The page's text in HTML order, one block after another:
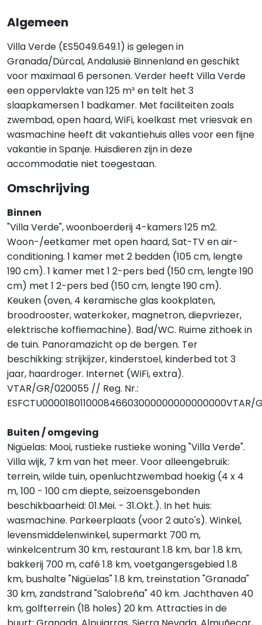
Algemeen
Villa Verde (ES5049.649.1) is gelegen in
Granada/Dúrcal, Andalusië Binnenland en geschikt
voor maximaal 6 personen. Verder heeft Villa Verde
een oppervlakte van 125 m² en telt het 3
slaapkamersen 1 badkamer. Met faciliteiten zoals
zwembad, open haard, WiFi, koelkast met vriesvak en
wasmachine heeft dit vakantiehuis alles voor een fijne
vakantie in Spanje. Huisdieren zijn in deze
accommodatie niet toegestaan.
Omschrijving
Binnen
"Villa Verde", woonboerderij 4-kamers 125 m2.
Woon-/eetkamer met open haard, Sat-TV en air-
conditioning. 1 kamer met 2 bedden (105 cm, lengte
190 cm). 1 kamer met 1 2-pers bed (150 cm, lengte 190
cm) met 1 2-pers bed (150 cm, lengte 190 cm).
Keuken (oven, 4 keramische glas kookplaten,
broodrooster, waterkoker, magnetron, diepvriezer,
elektrische koffiemachine). Bad/WC. Ruime zithoek in
de tuin. Panoramazicht op de bergen. Ter
beschikking: strijkijzer, kinderstoel, kinderbed tot 3
jaar, haardroger. Internet (WiFi, extra).
VTAR/GR/020055 // Reg. Nr.:
ESFCTU000018011000846603000000000000000VTAR/
Buiten / omgeving
Nigüelas: Mooi, rustieke rustieke woning "Villa Verde".
Villa wijk, 7 km van het meer. Voor alleengebruik:
terrein, wilde tuin, openluchtzwembad hoekig (4 x 4
m, 100 - 100 cm diepte, seizoensgebonden
beschikbaarheid: 01.Mei. - 31.Okt.). In het huis:
wasmachine. Parkeerplaats (voor 2 auto's). Winkel,
levensmiddelenwinkel, supermarkt 700 m,
winkelcentrum 30 km, restaurant 1.8 km, bar 1.8 km,
bakkerij 700 m, café 1.8 km, voetgangersgebied 1.8
km, bushalte "Nigüelas" 1.8 km, treinstation "Granada"
30 km, zandstrand "Salobreña" 40 km. Jachthaven 40
km, golfterrein (18 holes) 20 km. Attracties in de